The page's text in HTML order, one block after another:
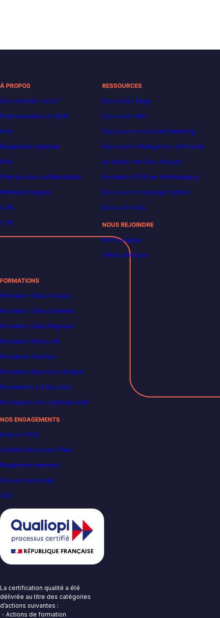
À PROPOS
Qui sommes-nous ?
Financements et tarifs
Avis
Règlement intérieur
FAQ
Politique de confidentialité
Mentions légales
CGU
CGV
RESSOURCES
Decoded | Blog
Découvrir n8n
Découvrir le machine learning
Découvrir l’intelligence artificielle
Le métier de Data Analyst
Formation POEI en informatique
Découvrir le langage Python
Découvrir SQL
NOUS REJOINDRE
Notre équipe
Offres d’emploi
FORMATIONS
Formation Data Analyst
Formation Data Scientist
Formation Data Engineer
Formation Power BI
Formation DevOps
Formation Business Analyst
Formations en Big Data
Formations en Cybersécurité
NOS ENGAGEMENTS
France 2030
Carbon Reduction Plan
Règlement intérieur
Accueil handicap
VAE
La certification qualité a été
délivrée au titre des catégories
d’actions suivantes :
・Actions de formation